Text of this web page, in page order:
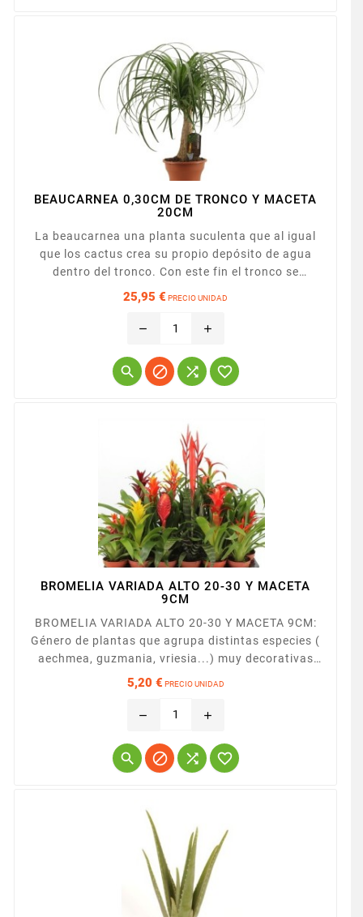
BEAUCARNEA 0,30CM DE TRONCO Y MACETA
20CM
La beaucarnea una planta suculenta que al igual
que los cactus crea su propio depósito de agua
dentro del tronco. Con este fin el tronco se
ensancha en la base, lo que aporta un aspecto
escultural indiscutible. La pata de elefante es una
original y elegante planta de interior originaria del
maceta de 20cm.
25,95 € PRECIO UNIDAD
remove add
   
BROMELIA VARIADA ALTO 20-30 Y MACETA
9CM
BROMELIA VARIADA ALTO 20-30 Y MACETA 9CM:
Género de plantas que agrupa distintas especies (
aechmea, guzmania, vriesia...) muy decorativas
por sus inflorescencias de vivos colores. Necesitan
5,20 € PRECIO UNIDAD
remove add
   